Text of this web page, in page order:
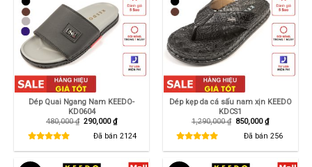
Dép Quai Ngang Nam KEEDO-
KD0604
480,000₫ Giá
290,000₫Giá
hiện
tại
Đã bán2124
Dép kẹp da cá sấu nam xịn KEEDO
KDCS1
1,290,000₫ Giá
850,000₫Giá
hiện
tại
Đã bán256